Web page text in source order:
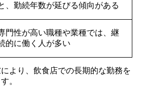
、勤続年数が延びる傾向がある
門性が高い職種や業種では、継
的に働く人が多い
より、飲食店での長期的な勤務を
。